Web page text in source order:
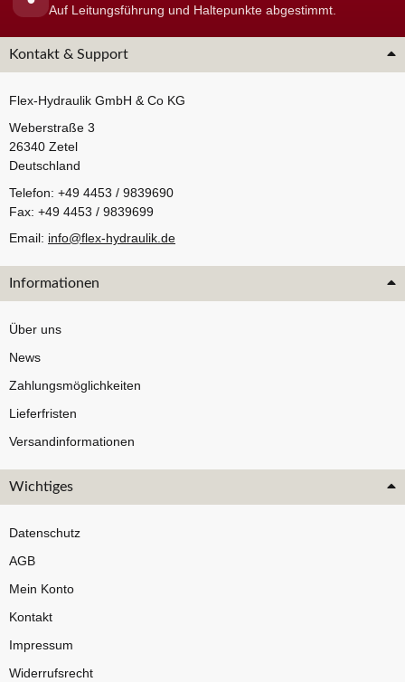
Auf Leitungsführung und Haltepunkte abgestimmt.
Kontakt & Support
Flex-Hydraulik GmbH & Co KG
Weberstraße 3
26340 Zetel
Deutschland
Telefon: +49 4453 / 9839690
Fax: +49 4453 / 9839699
Email: info@flex-hydraulik.de
Informationen
Über uns
News
Zahlungsmöglichkeiten
Lieferfristen
Versandinformationen
Wichtiges
Datenschutz
AGB
Mein Konto
Kontakt
Impressum
Widerrufsrecht